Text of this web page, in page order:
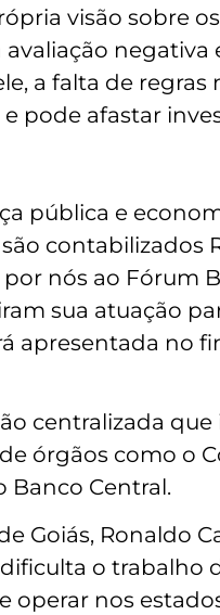
visão sobre
a falta de
pode afastar
pública e
contabilizados
nós ao Fórum
sua atuação
apresentada no
centralizada
órgãos como o
Banco Central.
Goiás, Ronaldo
o trabalho
operar nos